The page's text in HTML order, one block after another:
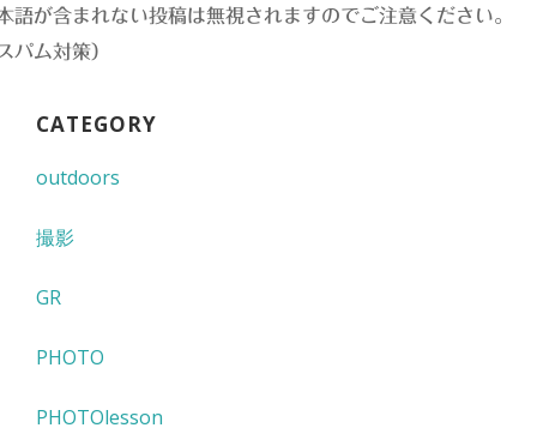
語が含まれない投稿は無視されますのでご注意ください。
パム対策）
CATEGORY
outdoors
撮影
GR
PHOTO
PHOTOlesson